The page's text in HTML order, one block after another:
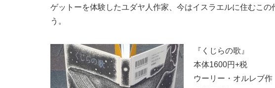
ゲットーを体験したユダヤ人作家、今はイスラエルに住むこ
う。
『くじらの歌』
本体1600円+税
ウーリー・オルレブ作